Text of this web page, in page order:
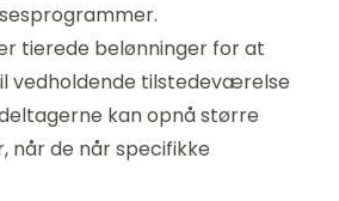
tierede belønninger for at
vedholdende tilstedeværelse
kan opnå større
når de når specifikke